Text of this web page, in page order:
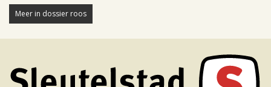
Meer in dossier roos